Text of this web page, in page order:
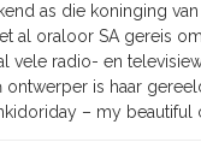
as die koninging
al oraloor SA gereis
vele radio- en
ontwerper is haar
– my beautiful